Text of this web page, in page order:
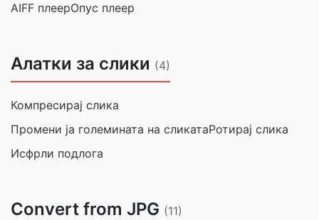
AIFF плеерОпус плеер
Алатки за слики (4)
Компресирај слика
Промени ја големината на сликатаРотирај слика
Исфрли подлога
Convert from JPG (11)